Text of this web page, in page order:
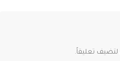
لتضيف تعليقاً.